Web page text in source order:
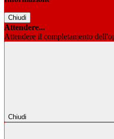
Chiudi
Attendere...
Attendere il completamento
Chiudi